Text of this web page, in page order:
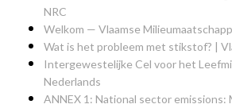
NRC
Welkom — Vlaamse
Wat is het probleem met stikstof? |
Intergewestelijke Cel voor het
Nederlands
ANNEX 1: National sector emissions: